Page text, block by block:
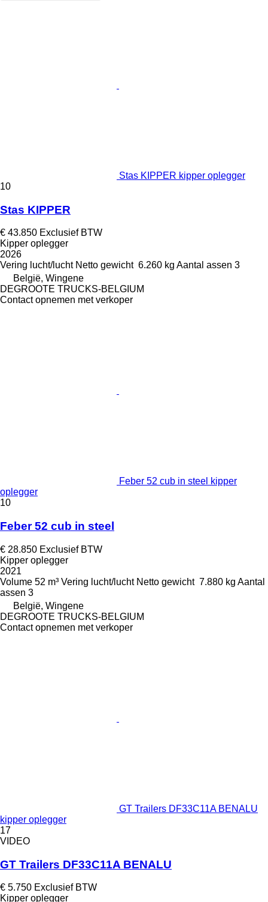
Stas KIPPER kipper oplegger
10
Stas KIPPER
€ 43.850 Exclusief BTW
Kipper oplegger
2026
Vering lucht/lucht Netto gewicht 6.260 kg Aantal assen 3
België, Wingene
DEGROOTE TRUCKS-BELGIUM
Contact opnemen met verkoper
Feber 52 cub in steel kipper
oplegger
10
Feber 52 cub in steel
€ 28.850 Exclusief BTW
Kipper oplegger
2021
Volume 52 m³ Vering lucht/lucht Netto gewicht 7.880 kg Aantal
assen 3
België, Wingene
DEGROOTE TRUCKS-BELGIUM
Contact opnemen met verkoper
GT Trailers DF33C11A BENALU
kipper oplegger
17
VIDEO
GT Trailers DF33C11A BENALU
€ 5.750 Exclusief BTW
Kipper oplegger